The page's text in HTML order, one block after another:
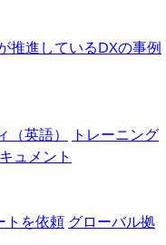
推進しているDXの事例
（英語）
トレーニング
ュメント
トを依頼 グローバル拠